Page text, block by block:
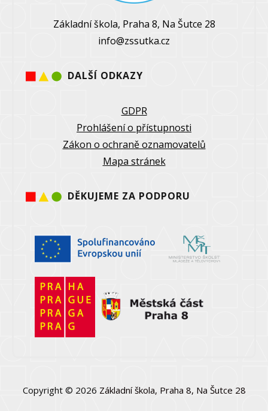
Základní škola, Praha 8, Na Šutce 28
info@zssutka.cz
DALŠÍ ODKAZY
GDPR
Prohlášení o přístupnosti
Zákon o ochraně oznamovatelů
Mapa stránek
DĚKUJEME ZA PODPORU
Copyright © 2026 Základní škola, Praha 8, Na Šutce 28